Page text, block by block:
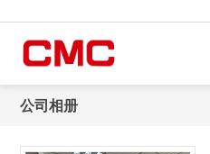
公司相册